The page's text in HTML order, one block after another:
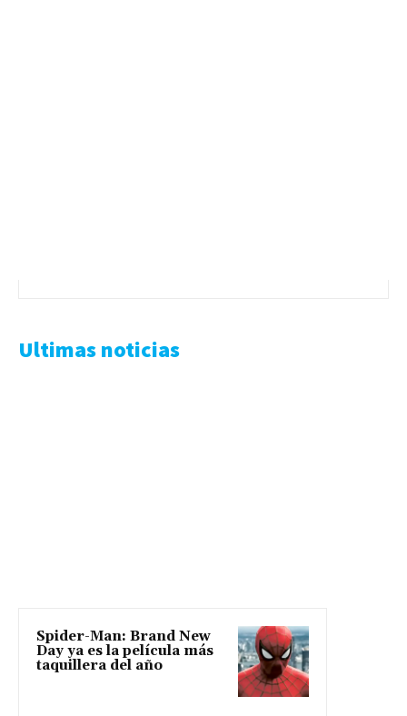
Ultimas noticias
Spider-Man: Brand New
Day ya es la película más
taquillera del año